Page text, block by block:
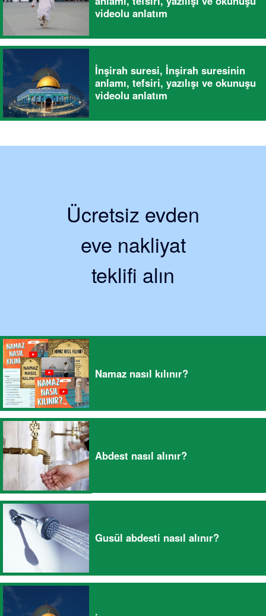
videolu anlatım
İnşirah suresi, İnşirah suresinin
anlamı, tefsiri, yazılışı ve okunuşu
videolu anlatım
Ücretsiz evden
eve nakliyat
teklifi alın
Namaz nasıl kılınır?
Abdest nasıl alınır?
Gusül abdesti nasıl alınır?